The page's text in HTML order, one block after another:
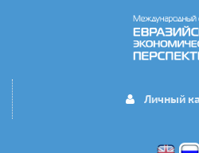
Личный